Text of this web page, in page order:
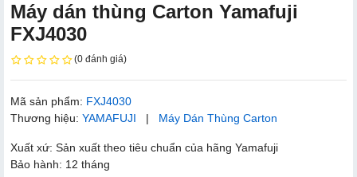
Máy dán thùng Carton Yamafuji
FXJ4030
(0 đánh giá)
Mã sản phẩm: FXJ4030
Thương hiệu: YAMAFUJI | Máy Dán Thùng Carton
Xuất xứ: Sản xuất theo tiêu chuẩn của hãng Yamafuji
Bảo hành: 12 tháng